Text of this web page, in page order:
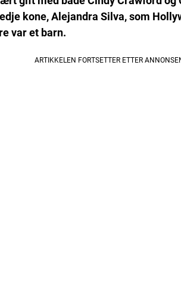
kone, Alejandra Silva, som
var et barn.